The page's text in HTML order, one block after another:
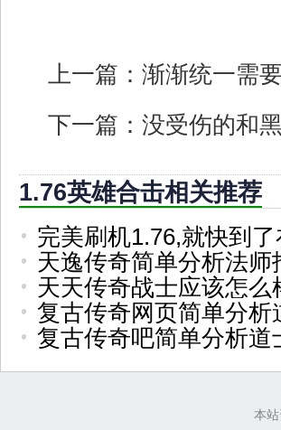
上一篇： 渐渐统一需
下一篇： 没受伤的和
1.76英雄合击相关推荐
完美刷机1.76,就快到
天逸传奇简单分析法师
天天传奇战士应该怎么
复古传奇网页简单分析
复古传奇吧简单分析道
本